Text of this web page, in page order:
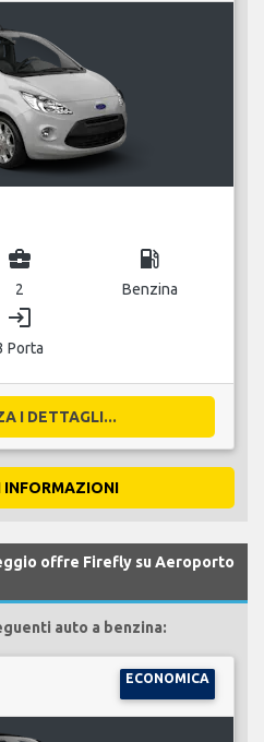
business_center
2
local_gas_station
Benzina
login
Porta
I DETTAGLI...
INFORMAZIONI
offre Firefly su Aeroporto
auto a benzina:
ECONOMICA